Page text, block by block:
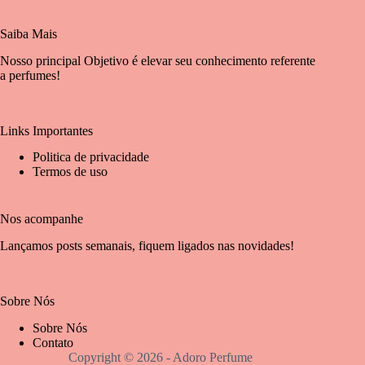
Saiba Mais
Nosso principal Objetivo é elevar seu conhecimento referente
a perfumes!
Links Importantes
Politica de privacidade
Termos de uso
Nos acompanhe
Lançamos posts semanais, fiquem ligados nas novidades!
Sobre Nós
Sobre Nós
Contato
Copyright © 2026 - Adoro Perfume